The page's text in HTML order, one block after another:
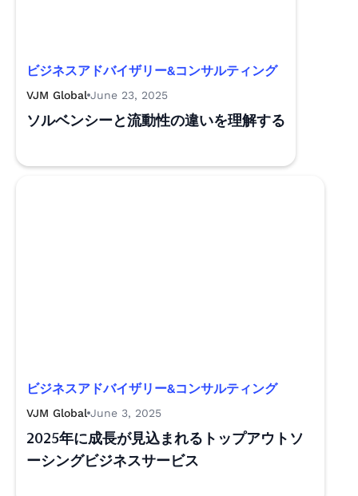
ビジネスアドバイザリー&コンサルティング
VJM Global June 23, 2025
ソルベンシーと流動性の違いを理解する
ビジネスアドバイザリー&コンサルティング
VJM Global June 3, 2025
2025年に成長が見込まれるトップアウトソ
ーシングビジネスサービス